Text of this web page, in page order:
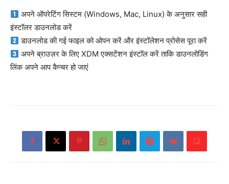
अपने ऑपरेटिंग सिस्टम (Windows, Mac, Linux) के अनुसार सही
इंस्टॉलर डाउनलोड करें
डाउनलोड की गई फाइल को ओपन करें और इंस्टॉलेशन प्रोसेस पूरा करें
अपने ब्राउज़र के लिए XDM एक्सटेंशन इंस्टॉल करें ताकि डाउनलोडिंग
लिंक अपने आप कैप्चर हो जाएं